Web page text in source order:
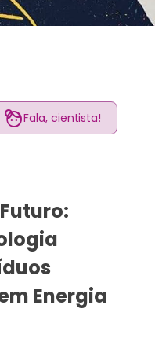
face_4Fala, cientista!
Energia